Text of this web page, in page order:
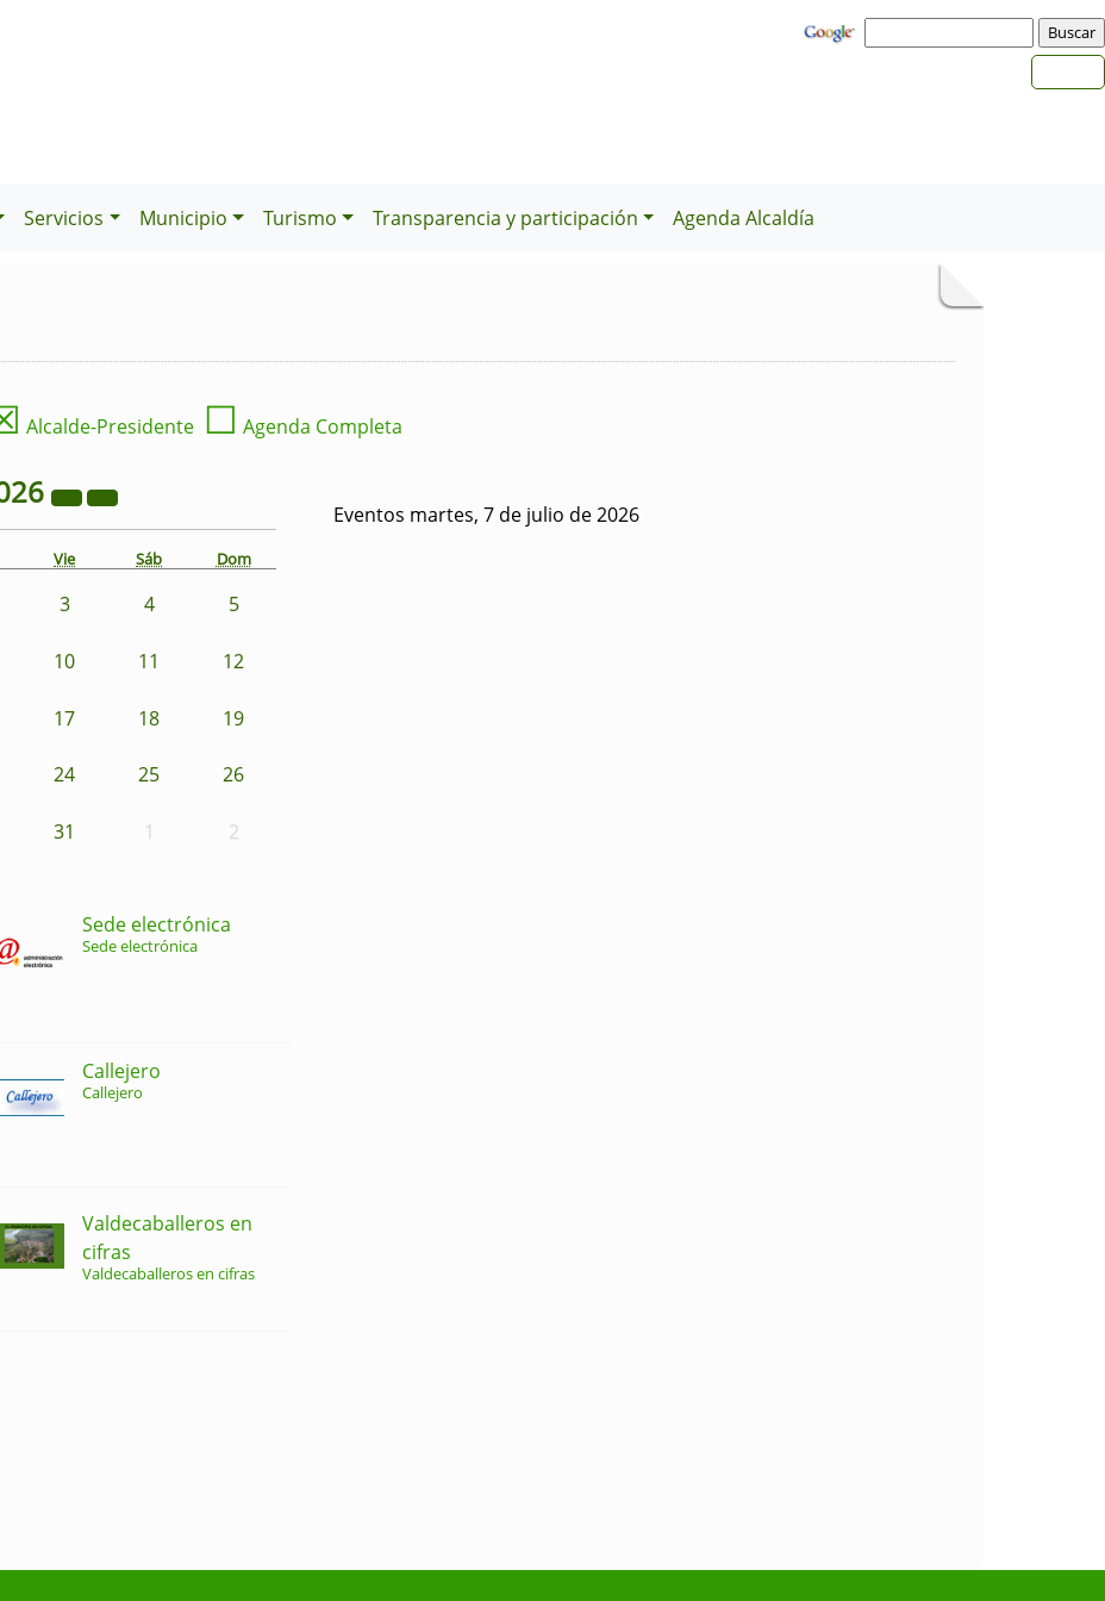
Servicios Municipio Turismo Transparencia y participación Agenda Alcaldía
Alcalde-Presidente ☐ Agenda Completa
Vie Sáb Dom
3 4 5
10 11 12
17 18 19
24 25 26
31 1 2
Eventos martes, 7 de julio de 2026
Sede electrónica
Sede electrónica
Callejero
Callejero
Valdecaballeros en
cifras
Valdecaballeros en cifras